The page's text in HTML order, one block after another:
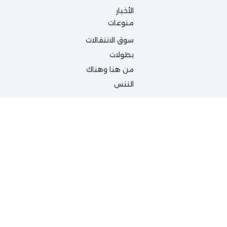
الأخبار
منوعات
سوق الانتقالات
بطولات
من هنا وهناك
التنس